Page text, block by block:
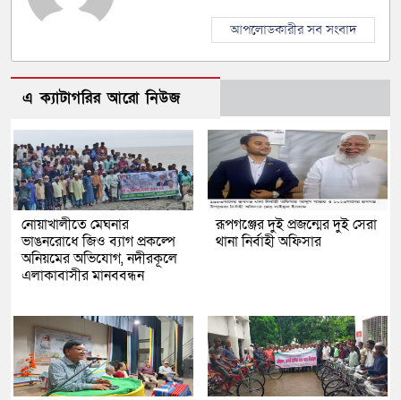
আপলোডকারীর সব সংবাদ
এ ক্যাটাগরির আরো নিউজ
নোয়াখালীতে মেঘনার
ভাঙনরোধে জিও ব্যাগ প্রকল্পে
অনিয়মের অভিযোগ, নদীরকূলে
এলাকাবাসীর মানববন্ধন
রূপগঞ্জের দুই প্রজন্মের দুই সেরা
থানা নির্বাহী অফিসার